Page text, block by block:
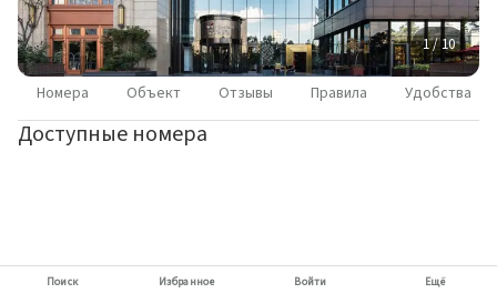
1 / 10
Номера Объект Отзывы Правила Удобства
Доступные номера
Поиск Избранное Войти Ещё